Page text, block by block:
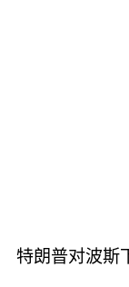
特朗普对波斯